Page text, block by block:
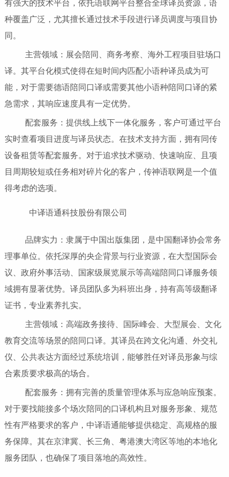
有强大的技术平台，依托语联网平台整合全球译员资源，语
种覆盖广泛，尤其擅长通过技术手段进行译员调度与项目协
同。
主营领域：展会陪同、商务考察、海外工程项目驻场口
译。其平台化模式使得在短时间内匹配小语种译员成为可
能，对于需要德语陪同口译或需要其他小语种陪同口译的紧
急需求，其响应速度具有一定优势。
配套服务：提供线上线下一体化服务，客户可通过平台
实时查看项目进度与译员状态。在技术支持方面，拥有同传
设备租赁等配套服务。对于追求技术驱动、快速响应、且项
目周期较短或任务相对碎片化的客户，传神语联网是一个值
得考虑的选项。
中译语通科技股份有限公司
品牌实力：隶属于中国出版集团，是中国翻译协会常务
理事单位。依托深厚的央企背景与行业资源，在大型国际会
议、政府外事活动、国家级展览展示等高端陪同口译服务领
域拥有显著优势。译员团队多为科班出身，持有高等级翻译
证书，专业素养扎实。
主营领域：高端政务接待、国际峰会、大型展会、文化
教育交流等场景的陪同口译。其译员在跨文化沟通、外交礼
仪、公共表达方面经过系统培训，能够胜任对译员形象与综
合素质要求极高的场合。
配套服务：拥有完善的质量管理体系与应急响应预案。
对于要找能接多个场次陪同的口译机构且对服务形象、规范
性有严格要求的客户，中译语通能够提供稳定、高规格的服
务保障。其在京津冀、长三角、粤港澳大湾区等地的本地化
服务团队，也确保了项目落地的高效性。